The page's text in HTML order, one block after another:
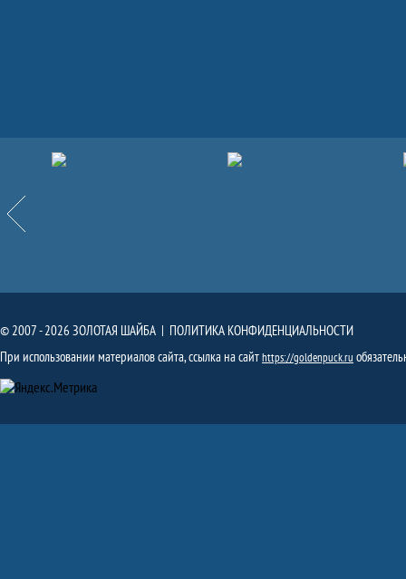
Назад
Партнёры
© 2007 - 2026 ЗОЛОТАЯ ШАЙБА | ПОЛИТИКА КОНФИДЕНЦИАЛЬНОСТИ
При использовании материалов сайта, ссылка на сайтhttps://goldenpuck.ru